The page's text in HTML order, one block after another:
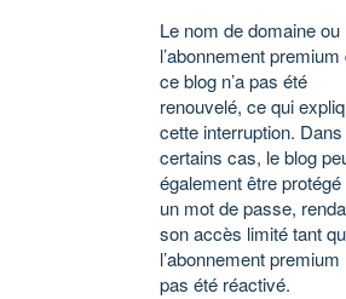
Le nom de domaine ou
l’abonnement premium
ce blog n’a pas été
renouvelé, ce qui
cette interruption. Dans
certains cas, le blog
également être protégé
un mot de passe,
son accès limité tant
l’abonnement premium
pas été réactivé.